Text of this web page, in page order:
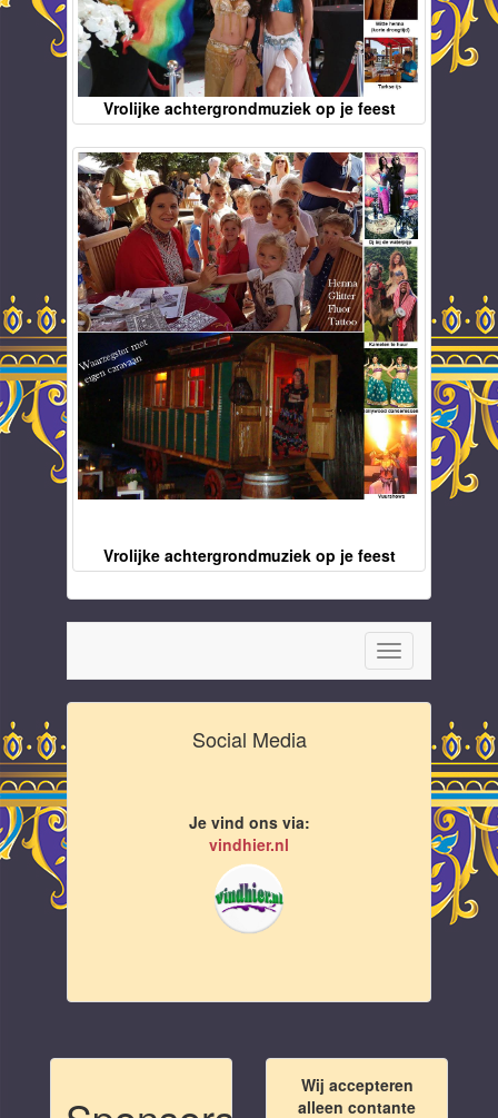
Vrolijke achtergrondmuziek op je feest
Vrolijke achtergrondmuziek op je feest
Toggle
navigation
Social Media
Je vind ons via:
vindhier.nl
Wij accepteren
alleen contante